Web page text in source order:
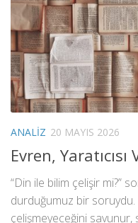
ANALIZ 20 MAYIS 2026
Evren,
“Din ile bilim çelişir mi?”
durduğumuz bir
çelişmeyeceğini